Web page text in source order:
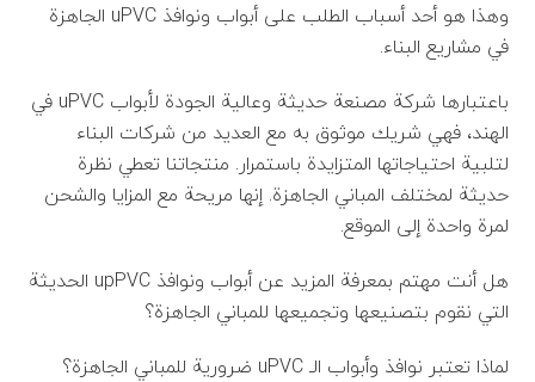
وهذا هو أحد أسباب الطلب على أبواب ونوافذ uPVC الجاهزة
في مشاريع البناء.
باعتبارها شركة مصنعة حديثة وعالية الجودة لأبواب uPVC في
الهند، فهي شريك موثوق به مع العديد من شركات البناء
لتلبية احتياجاتها المتزايدة باستمرار. منتجاتنا تعطي نظرة
حديثة لمختلف المباني الجاهزة. إنها مريحة مع المزايا والشحن
لمرة واحدة إلى الموقع.
هل أنت مهتم بمعرفة المزيد عن أبواب ونوافذ upPVC الحديثة
التي نقوم بتصنيعها وتجميعها للمباني الجاهزة؟
لماذا تعتبر نوافذ وأبواب الـ uPVC ضرورية للمباني الجاهزة؟